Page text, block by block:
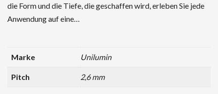
die Form und die Tiefe, die geschaffen wird, erleben Sie jede
Anwendung auf eine…
Marke Unilumin
Pitch 2,6 mm